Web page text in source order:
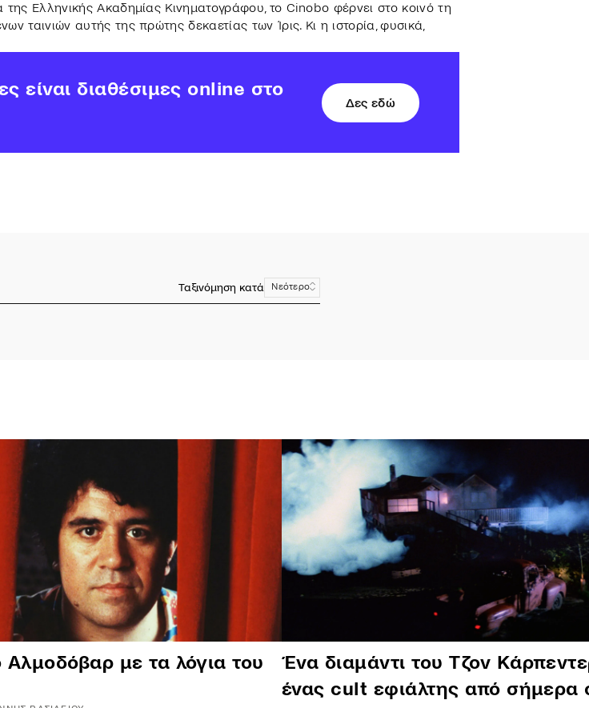
Ελληνικής Ακαδημίας Κινηματογράφου, το Cinobo φέρνει στο κοινό τη
ταινιών αυτής της πρώτης δεκαετίας των Ίρις. Κι η ιστορία, φυσικά,
είναι διαθέσιμες online στο
Δες εδώ
Ταξινόμηση κατά Νεότερο
με τα λόγια του
Ένα διαμάντι του Tζον
ένας cult εφιάλτης από σήμερα